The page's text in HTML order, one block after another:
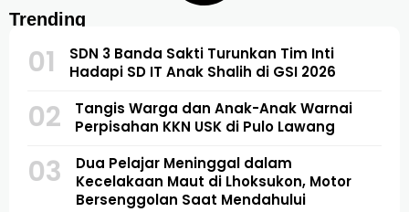
Trending
01
SDN 3 Banda Sakti Turunkan Tim Inti
Hadapi SD IT Anak Shalih di GSI 2026
02
Tangis Warga dan Anak-Anak Warnai
Perpisahan KKN USK di Pulo Lawang
03
Dua Pelajar Meninggal dalam
Kecelakaan Maut di Lhoksukon, Motor
Bersenggolan Saat Mendahului